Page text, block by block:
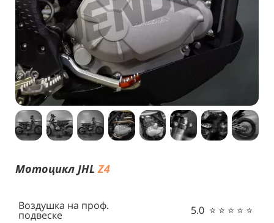
Мотоцикл JHLZ4
Воздушка на проф.
подвеске 5.0 ⭐️ ⭐️ ⭐️ ⭐️ ⭐️